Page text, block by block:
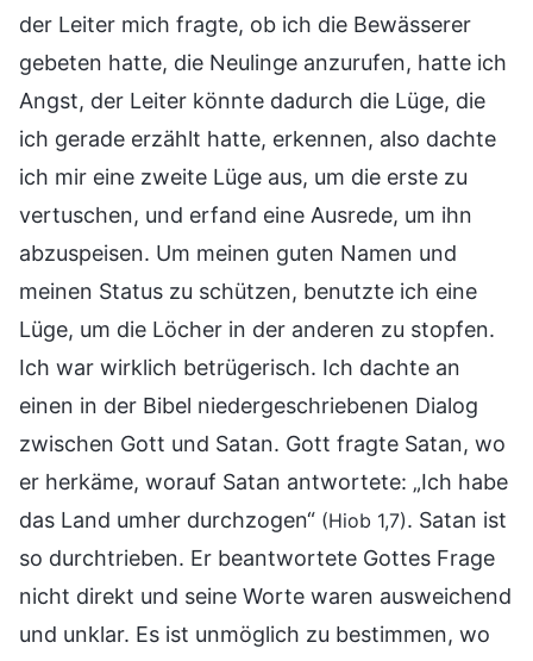
der Leiter mich fragte, ob ich die Bewässerer
gebeten hatte, die Neulinge anzurufen, hatte ich
Angst, der Leiter könnte dadurch die Lüge, die
ich gerade erzählt hatte, erkennen, also dachte
ich mir eine zweite Lüge aus, um die erste zu
vertuschen, und erfand eine Ausrede, um ihn
abzuspeisen. Um meinen guten Namen und
meinen Status zu schützen, benutzte ich eine
Lüge, um die Löcher in der anderen zu stopfen.
Ich war wirklich betrügerisch. Ich dachte an
einen in der Bibel niedergeschriebenen Dialog
zwischen Gott und Satan. Gott fragte Satan, wo
er herkäme, worauf Satan antwortete: „Ich habe
das Land umher durchzogen“ (Hiob 1,7). Satan ist
so durchtrieben. Er beantwortete Gottes Frage
nicht direkt und seine Worte waren ausweichend
und unklar. Es ist unmöglich zu bestimmen, wo